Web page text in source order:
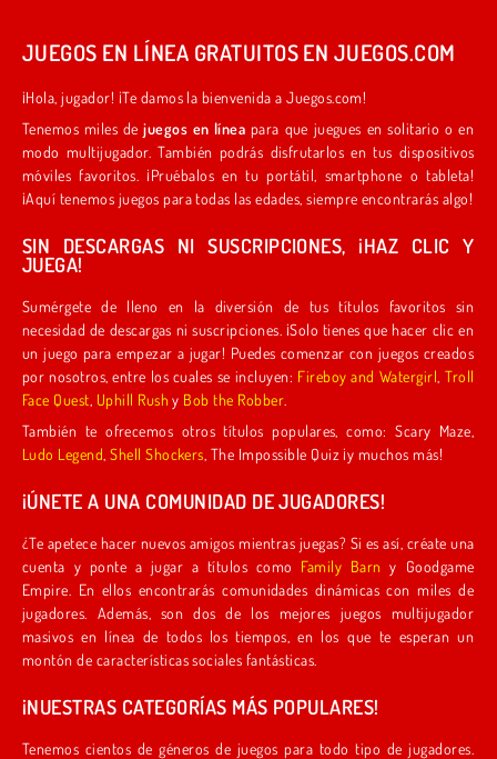
JUEGOS EN LÍNEA GRATUITOS EN JUEGOS.COM
¡Hola, jugador! ¡Te damos la bienvenida a Juegos.com!
Tenemos miles dejuegos en línea para que juegues en solitario o en
modo multijugador. También podrás disfrutarlos en tus dispositivos
móviles favoritos. ¡Pruébalos en tu portátil, smartphone o tableta!
¡Aquí tenemos juegos para todas las edades, siempre encontrarás algo!
SIN DESCARGAS NI SUSCRIPCIONES, ¡HAZ CLIC Y
JUEGA!
Sumérgete de lleno en la diversión de tus títulos favoritos sin
necesidad de descargas ni suscripciones. ¡Solo tienes que hacer clic en
un juego para empezar a jugar! Puedes comenzar con juegos creados
por nosotros, entre los cuales se incluyen: Fireboy and Watergirl ,Troll
Face Quest Uphill Rushy Bob the Robber
También te ofrecemos otros títulos populares, como: Scary Maze,
Ludo Legend ,Shell Shockers , The Impossible Quiz ¡y muchos más!
¡ÚNETE A UNA COMUNIDAD DE JUGADORES!
¿Te apetece hacer nuevos amigos mientras juegas? Si es así, créate una
cuenta y ponte a jugar a títulos como Family Barn y Goodgame
Empire. En ellos encontrarás comunidades dinámicas con miles de
jugadores. Además, son dos de los mejores juegos multijugador
masivos en línea de todos los tiempos, en los que te esperan un
montón de características sociales fantásticas.
¡NUESTRAS CATEGORÍAS MÁS POPULARES!
Tenemos cientos de géneros de juegos para todo tipo de jugadores.